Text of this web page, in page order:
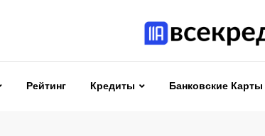
Рейтинг Кредиты Банковские Карты